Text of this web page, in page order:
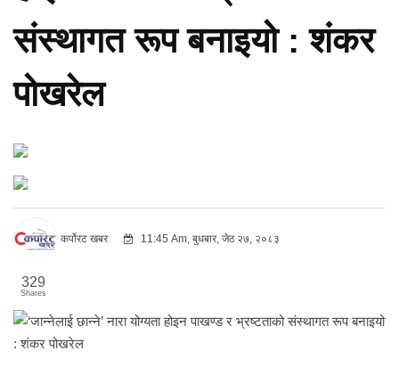
संस्थागत रूप बनाइयो : शंकर
पोखरेल
कर्पोरट खबर 11:45 Am, बुधबार, जेठ २७, २०८३
329
Shares